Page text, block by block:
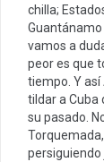
chilla;
vamos a
peor es que
tiempo. Y
tildar a Cuba
su pasado.
persiguiendo